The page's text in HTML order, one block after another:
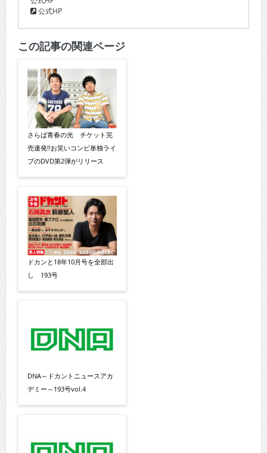
公式HP
この記事の関連ページ
さらば青春の光 チケット完
売連発!!お笑いコンビ単独ライ
ブのDVD第2弾がリリース
ドカンと18年10月号を全部出
し 193号
DNA～ドカントニュースアカ
デミー～193号vol.4